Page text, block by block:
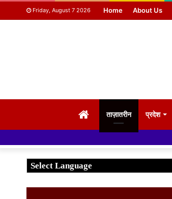
Friday, August 7 2026 Home About Us
HOMEताज़ातरीन प्रदेश